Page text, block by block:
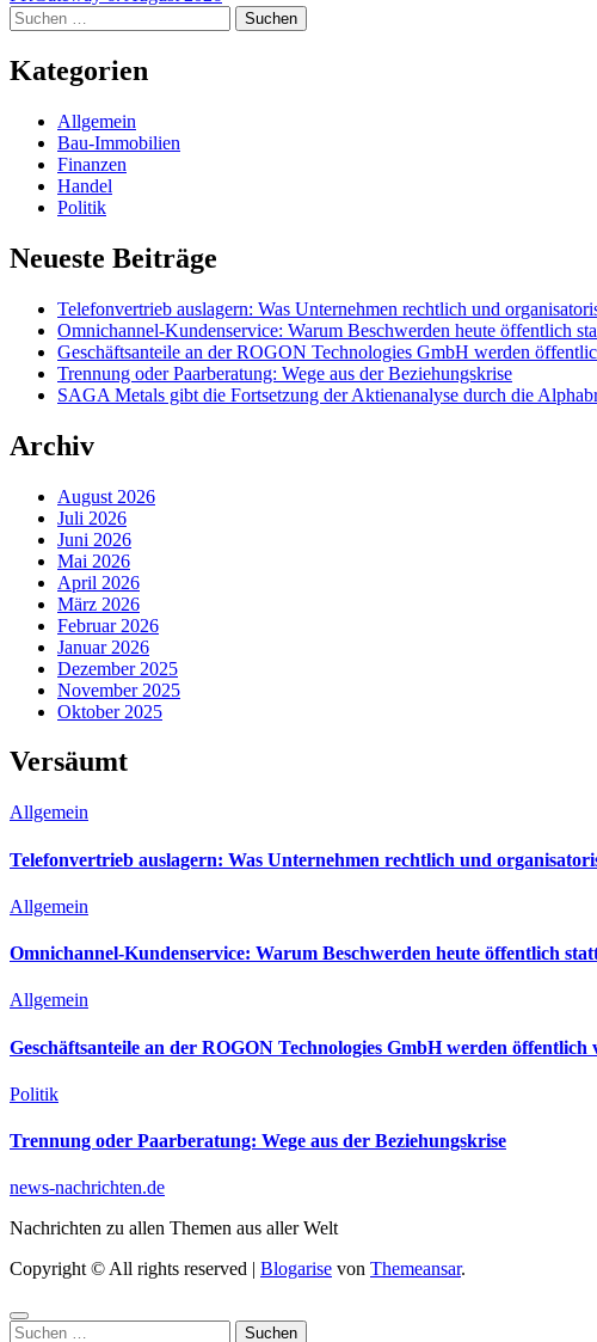
Suchen
nach:
Kategorien
Allgemein
Bau-Immobilien
Finanzen
Handel
Politik
Neueste Beiträge
Telefonvertrieb auslagern: Was Unternehmen rechtlich und
Omnichannel-Kundenservice: Warum Beschwerden heute öffentlich
Geschäftsanteile an der ROGON Technologies GmbH werden
Trennung oder Paarberatung: Wege aus der Beziehungskrise
SAGA Metals gibt die Fortsetzung der Aktienanalyse durch die
Archiv
August 2026
Juli 2026
Juni 2026
Mai 2026
April 2026
März 2026
Februar 2026
Januar 2026
Dezember 2025
November 2025
Oktober 2025
Versäumt
Allgemein
Telefonvertrieb auslagern: Was Unternehmen rechtlich und
Allgemein
Omnichannel-Kundenservice: Warum Beschwerden heute öffentlich
Allgemein
Geschäftsanteile an der ROGON Technologies GmbH werden öffentlich
Politik
Trennung oder Paarberatung: Wege aus der Beziehungskrise
news-nachrichten.de
Nachrichten zu allen Themen aus aller Welt
Copyright © All rights reserved
Blogarise von Themeansar.
Suchen